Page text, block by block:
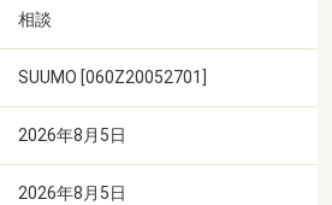
相談
SUUMO [060Z20052701]
2026年8月5日
2026年8月5日